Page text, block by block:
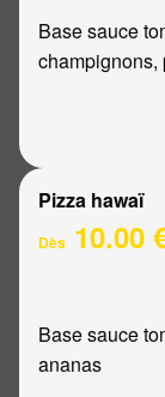
Base sauce
champignons,
Pizza hawaï
Dès 10.00
Base sauce
ananas